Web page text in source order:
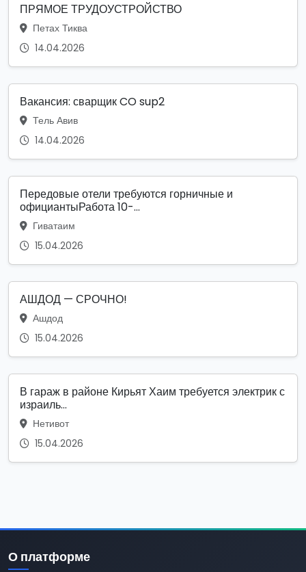
ПРЯМОЕ ТРУДОУСТРОЙСТВО
Петах Тиква
14.04.2026
Вакансия: сварщик CO sup2
Тель Авив
14.04.2026
Передовые отели требуются горничные и
официантыРабота 10-...
Гиватаим
15.04.2026
АШДОД — СРОЧНО!
Ашдод
15.04.2026
В гараж в районе Кирьят Хаим требуется электрик с
израиль...
Нетивот
15.04.2026
О платформе